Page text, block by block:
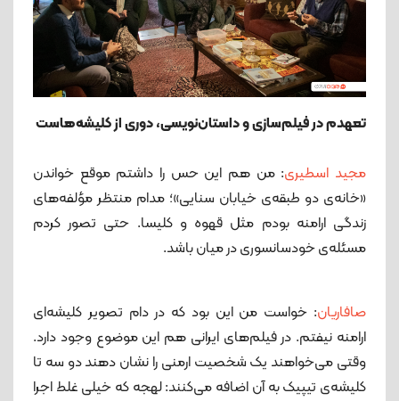
تعهدم در فیلم‌سازی و داستان‌نویسی، دوری از کلیشه‌هاست
مجید اسطیری: من هم این حس را داشتم موقع خواندن
«خانه‌ی دو طبقه‌ی خیابان سنایی»؛ مدام منتظر مؤلفه‌های
زندگی ارامنه بودم مثل قهوه و کلیسا. حتی تصور کردم
مسئله‌ی خودسانسوری در میان باشد.
صافاریان: خواست من این بود ‌که در دام تصویر کلیشه‌ای
ارامنه نیفتم. در فیلم‌های ایرانی هم این موضوع وجود دارد.
وقتی می‌خواهند یک شخصیت ارمنی را نشان دهند دو سه تا
کلیشه‌ی تیپیک به آن اضافه می‌کنند: لهجه که خیلی غلط اجرا